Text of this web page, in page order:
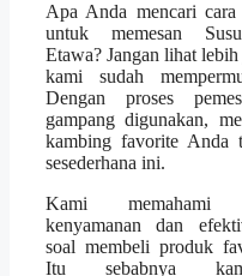
Apa Anda mencari cara
untuk memesan
Etawa? Jangan lihat
kami sudah
Dengan proses
gampang digunakan,
kambing favorite Anda
sesederhana ini.
Kami memahami
kenyamanan dan
soal membeli produk
Itu sebabnya